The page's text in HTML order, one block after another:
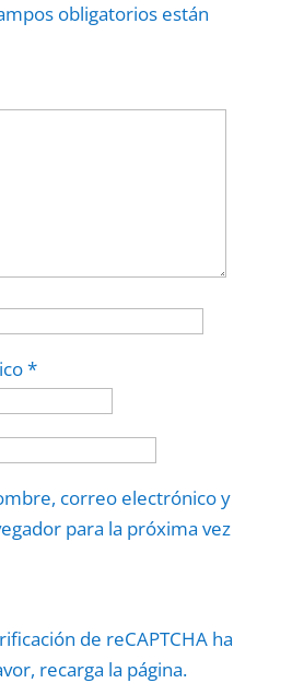
obligatorios están
*
correo electrónico y
para la próxima vez
de reCAPTCHA ha
recarga la página.